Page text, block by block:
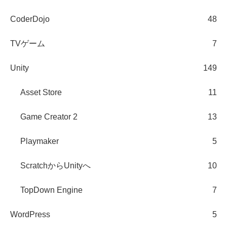
CoderDojo 48
TVゲーム 7
Unity 149
Asset Store 11
Game Creator 2 13
Playmaker 5
ScratchからUnityへ 10
TopDown Engine 7
WordPress 5